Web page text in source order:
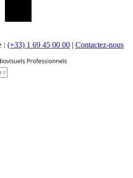
: (+33) 1 69 45 00 00 | Contactez-nous